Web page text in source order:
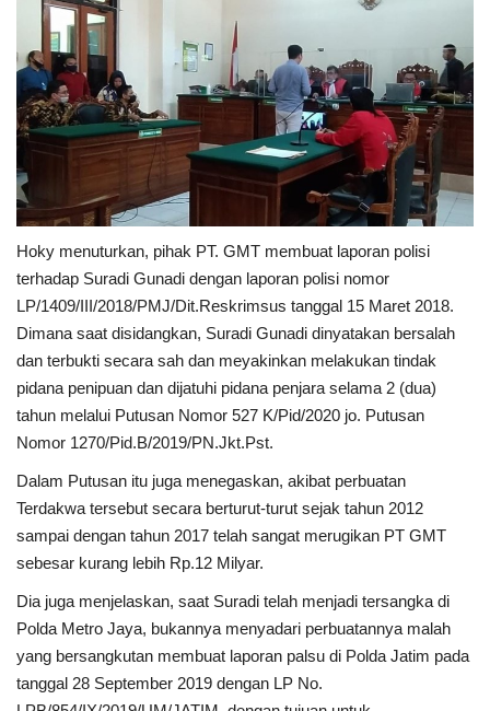
Hoky menuturkan, pihak PT. GMT membuat laporan polisi
terhadap Suradi Gunadi dengan laporan polisi nomor
LP/1409/III/2018/PMJ/Dit.Reskrimsus tanggal 15 Maret 2018.
Dimana saat disidangkan, Suradi Gunadi dinyatakan bersalah
dan terbukti secara sah dan meyakinkan melakukan tindak
pidana penipuan dan dijatuhi pidana penjara selama 2 (dua)
tahun melalui Putusan Nomor 527 K/Pid/2020 jo. Putusan
Nomor 1270/Pid.B/2019/PN.Jkt.Pst.
Dalam Putusan itu juga menegaskan, akibat perbuatan
Terdakwa tersebut secara berturut-turut sejak tahun 2012
sampai dengan tahun 2017 telah sangat merugikan PT GMT
sebesar kurang lebih Rp.12 Milyar.
Dia juga menjelaskan, saat Suradi telah menjadi tersangka di
Polda Metro Jaya, bukannya menyadari perbuatannya malah
yang bersangkutan membuat laporan palsu di Polda Jatim pada
tanggal 28 September 2019 dengan LP No.